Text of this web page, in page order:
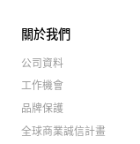
關於我們
公司資料
工作機會
品牌保護
全球商業誠信計畫